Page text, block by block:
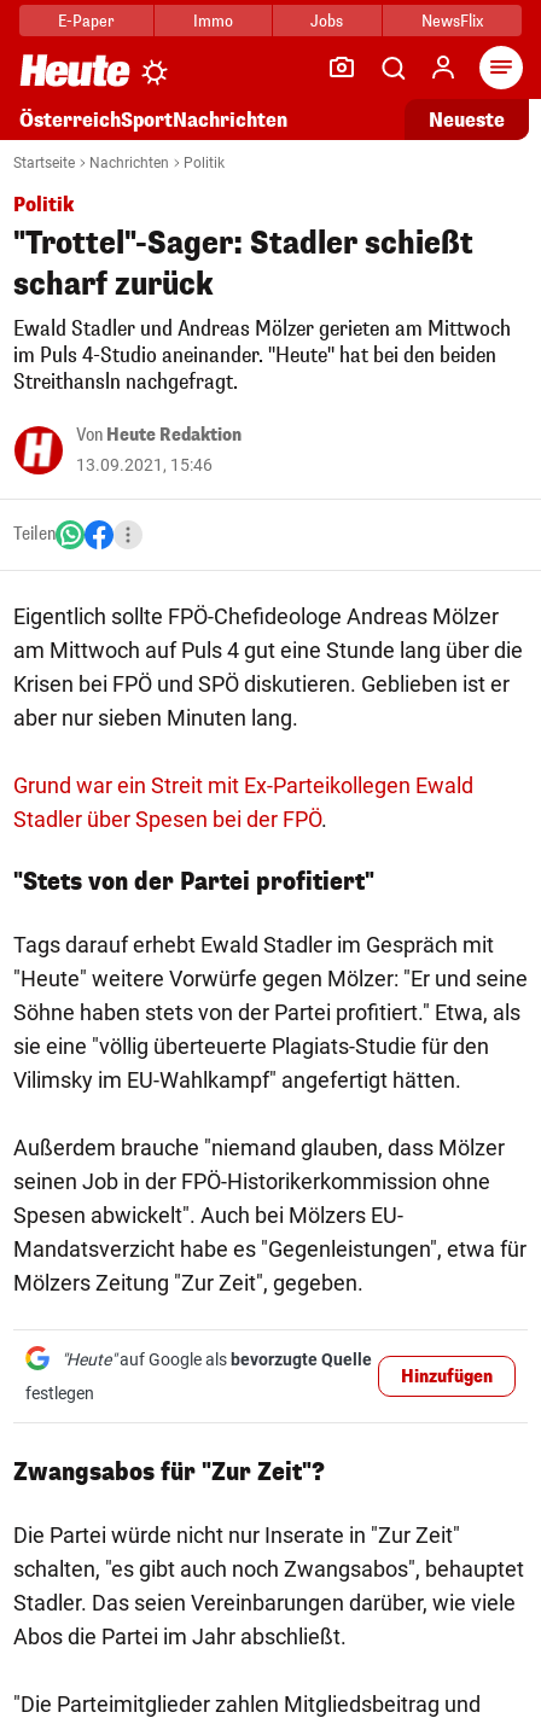
E-Paper Immo Jobs NewsFlix
ÖsterreichSportNachrichten Neueste
Startseite Nachrichten Politik
Politik
"Trottel"-Sager: Stadler schießt
scharf zurück
Ewald Stadler und Andreas Mölzer gerieten am Mittwoch
im Puls 4-Studio aneinander. "Heute" hat bei den beiden
Streithansln nachgefragt.
Von Heute Redaktion
13.09.2021, 15:46
Teilen
Eigentlich sollte FPÖ-Chefideologe Andreas Mölzer
am Mittwoch auf Puls 4 gut eine Stunde lang über die
Krisen bei FPÖ und SPÖ diskutieren. Geblieben ist er
aber nur sieben Minuten lang.
Grund war ein Streit mit Ex-Parteikollegen Ewald
Stadler über Spesen bei der FPÖ.
"Stets von der Partei profitiert"
Tags darauf erhebt Ewald Stadler im Gespräch mit
"Heute" weitere Vorwürfe gegen Mölzer: "Er und seine
Söhne haben stets von der Partei profitiert." Etwa, als
sie eine "völlig überteuerte Plagiats-Studie für den
Vilimsky im EU-Wahlkampf" angefertigt hätten.
Außerdem brauche "niemand glauben, dass Mölzer
seinen Job in der FPÖ-Historikerkommission ohne
Spesen abwickelt". Auch bei Mölzers EU-
Mandatsverzicht habe es "Gegenleistungen", etwa für
Mölzers Zeitung "Zur Zeit", gegeben.
"Heute"auf Google als bevorzugte Quelle
festlegen
Hinzufügen
Zwangsabos für "Zur Zeit"?
Die Partei würde nicht nur Inserate in "Zur Zeit"
schalten, "es gibt auch noch Zwangsabos", behauptet
Stadler. Das seien Vereinbarungen darüber, wie viele
Abos die Partei im Jahr abschließt.
"Die Parteimitglieder zahlen Mitgliedsbeitrag und